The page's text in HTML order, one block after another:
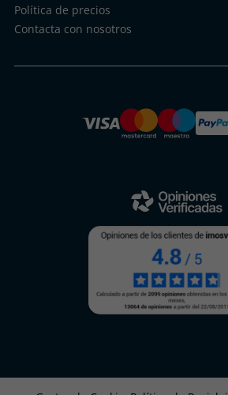
Política de precios
Contacta con nosotros